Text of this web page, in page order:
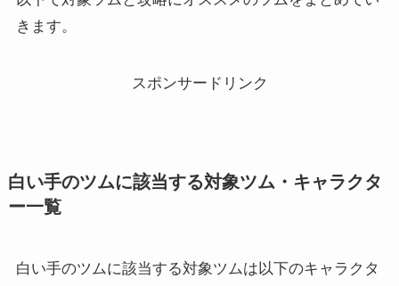
きます。
スポンサードリンク
白い手のツムに該当する対象ツム・キャラクタ
ー一覧
白い手のツムに該当する対象ツムは以下のキャラクタ